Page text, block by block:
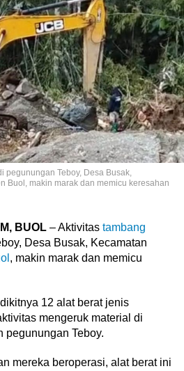
pegunungan Teboy, Desa Busak,
Buol, makin marak dan memicu keresahan
BUOL – Aktivitas tambang
Desa Busak, Kecamatan
, makin marak dan memicu
12 alat berat jenis
mengeruk material di
pegunungan Teboy.
mereka beroperasi, alat berat ini